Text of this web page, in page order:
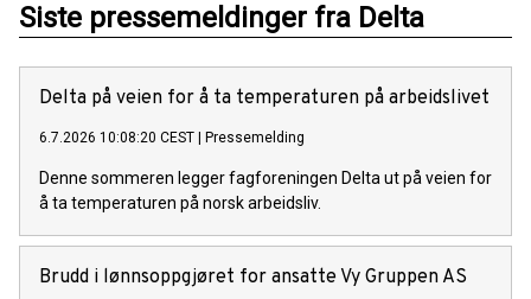
Siste pressemeldinger fra Delta
Delta på veien for å ta temperaturen på arbeidslivet
6.7.2026 10:08:20 CEST Pressemelding
Denne sommeren legger fagforeningen Delta ut på veien for
å ta temperaturen på norsk arbeidsliv.
Brudd i lønnsoppgjøret for ansatte Vy Gruppen AS